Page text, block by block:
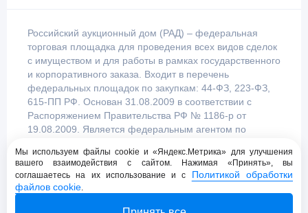
Российский аукционный дом (РАД) – федеральная
торговая площадка для проведения всех видов сделок
с имуществом и для работы в рамках государственного
и корпоративного заказа. Входит в перечень
федеральных площадок по закупкам: 44-ФЗ, 223-ФЗ,
615-ПП РФ. Основан 31.08.2009 в соответствии с
Распоряжением Правительства РФ № 1186-р от
19.08.2009. Является федеральным агентом по
Правительством Российской Федерации.
Мы используем файлы cookie и «Яндекс.Метрика» для улучшения
вашего взаимодействия с сайтом. Нажимая «Принять», вы
соглашаетесь на их использование и с Политикой обработки
файлов cookie.